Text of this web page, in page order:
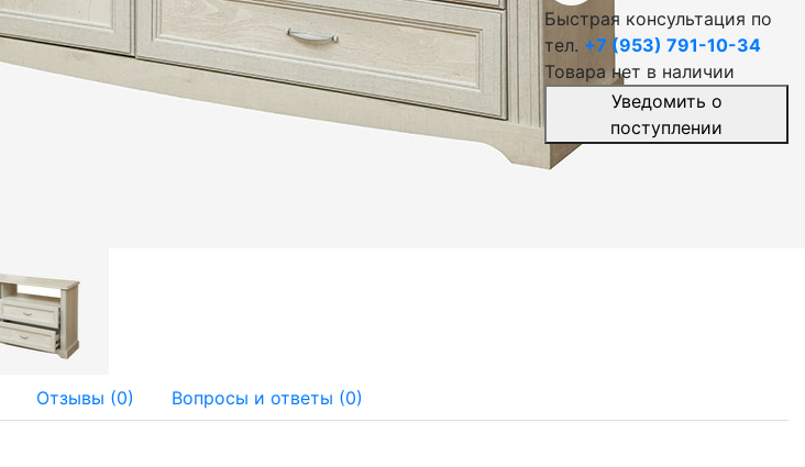
Быстрая консультация по
тел. +7 (953) 791-10-34
Товара нет в наличии
Уведомить о
поступлении
Отзывы (0)
Вопросы и ответы (0)